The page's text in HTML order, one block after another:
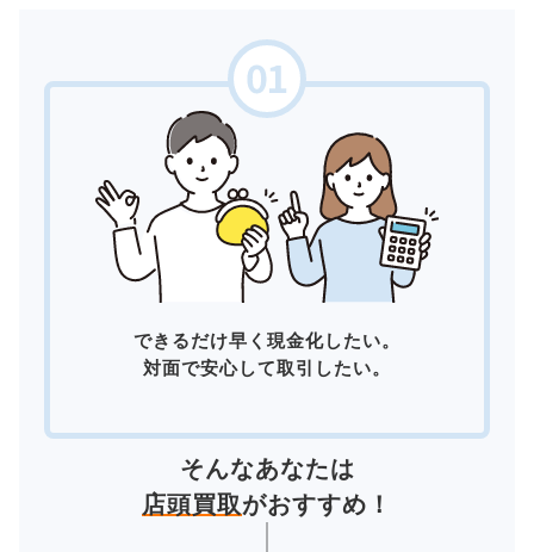
できるだけ早く現金化したい。
対面で安心して取引したい。
そんなあなたは
店頭買取がおすすめ！